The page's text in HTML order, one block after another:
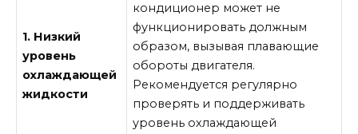
1. Низкий
уровень
охлаждающей
жидкости
кондиционер может не
функционировать должным
образом, вызывая плавающие
обороты двигателя.
Рекомендуется регулярно
проверять и поддерживать
уровень охлаждающей